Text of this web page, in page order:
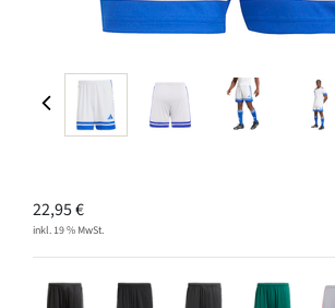
22,95€
inkl. 19 % MwSt.